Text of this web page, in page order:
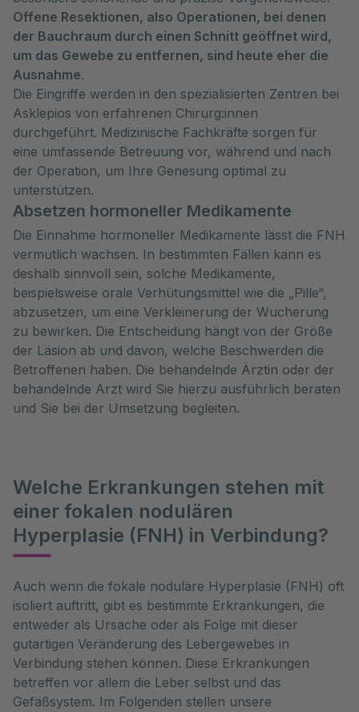
Offene Resektionen, also Operationen, bei denen
der Bauchraum durch einen Schnitt geöffnet wird,
um das Gewebe zu entfernen, sind heute eher die
Ausnahme.
Die Eingriffe werden in den spezialisierten Zentren bei
Asklepios von erfahrenen Chirurg:innen
durchgeführt. Medizinische Fachkräfte sorgen für
eine umfassende Betreuung vor, während und nach
der Operation, um Ihre Genesung optimal zu
unterstützen.
Absetzen hormoneller Medikamente
Die Einnahme hormoneller Medikamente lässt die FNH
vermutlich wachsen. In bestimmten Fällen kann es
deshalb sinnvoll sein, solche Medikamente,
beispielsweise orale Verhütungsmittel wie die „Pille“,
abzusetzen, um eine Verkleinerung der Wucherung
zu bewirken. Die Entscheidung hängt von der Größe
der Läsion ab und davon, welche Beschwerden die
Betroffenen haben. Die behandelnde Ärztin oder der
behandelnde Arzt wird Sie hierzu ausführlich beraten
und Sie bei der Umsetzung begleiten.
Welche Erkrankungen stehen mit
einer fokalen nodulären
Hyperplasie (FNH) in Verbindung?
Auch wenn die fokale noduläre Hyperplasie (FNH) oft
isoliert auftritt, gibt es bestimmte Erkrankungen, die
entweder als Ursache oder als Folge mit dieser
gutartigen Veränderung des Lebergewebes in
Verbindung stehen können. Diese Erkrankungen
betreffen vor allem die Leber selbst und das
Gefäßsystem. Im Folgenden stellen unsere